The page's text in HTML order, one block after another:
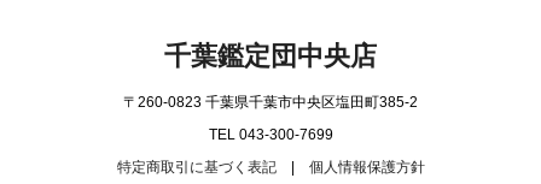
千葉鑑定団中央店
〒260-0823 千葉県千葉市中央区塩田町385-2
TEL 043-300-7699
特定商取引に基づく表記| 個人情報保護方針